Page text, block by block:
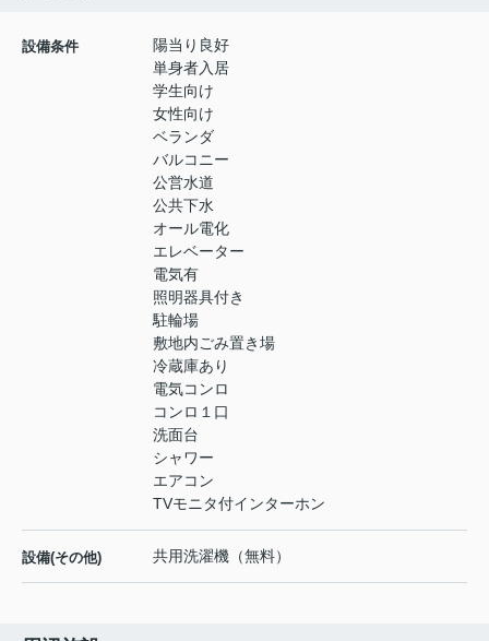
設備条件
陽当り良好
単身者入居
学生向け
女性向け
ベランダ
バルコニー
公営水道
公共下水
オール電化
エレベーター
電気有
照明器具付き
駐輪場
敷地内ごみ置き場
冷蔵庫あり
電気コンロ
コンロ１口
洗面台
シャワー
エアコン
TVモニタ付インターホン
設備(その他) 共用洗濯機（無料）